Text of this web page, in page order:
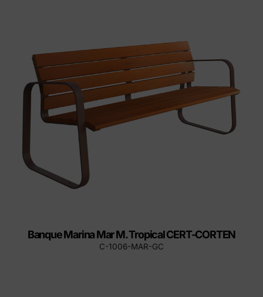
Banque Marina Mar M. Tropical CERT-CORTEN
C-1006-MAR-GC